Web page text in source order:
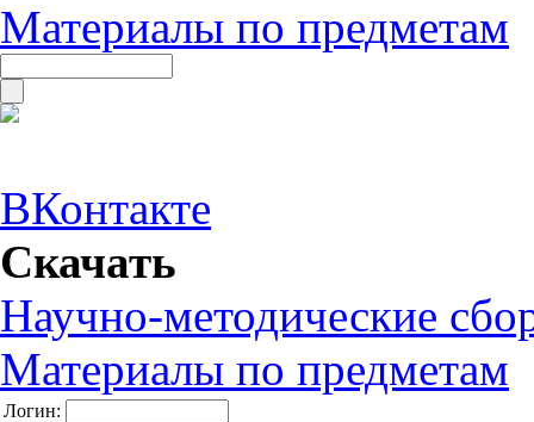
Материалы по предметам
ВКонтакте
Скачать
Научно-методические
Материалы по предметам
Логин: